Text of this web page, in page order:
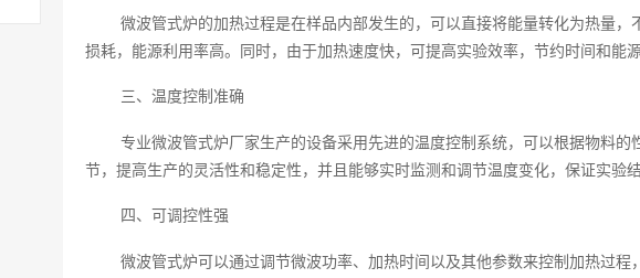
微波管式炉的加热过程是在样品内部发生的，可以直接将能量转化为热量
损耗，能源利用率高。同时，由于加热速度快，可提高实验效率，节约时间和能源
三、温度控制准确
专业微波管式炉厂家生产的设备采用先进的温度控制系统，可以根据物料
节，提高生产的灵活性和稳定性，并且能够实时监测和调节温度变化，保证实验
四、可调控性强
微波管式炉可以通过调节微波功率、加热时间以及其他参数来控制加热过